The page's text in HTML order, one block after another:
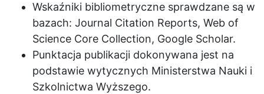
Wskaźniki bibliometryczne sprawdzane są w
bazach: Journal Citation Reports, Web of
Science Core Collection, Google Scholar.
Punktacja publikacji dokonywana jest na
podstawie wytycznych Ministerstwa Nauki i
Szkolnictwa Wyższego.